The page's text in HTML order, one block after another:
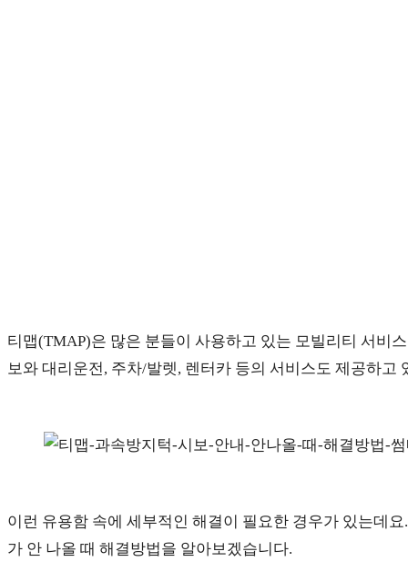
티맵(TMAP)은 많은 분들이 사용하고 있는 모빌리티 서비
보와 대리운전, 주차/발렛, 렌터카 등의 서비스도 제공하고
이런 유용함 속에 세부적인 해결이 필요한 경우가 있는데
가 안 나올 때 해결방법을 알아보겠습니다.